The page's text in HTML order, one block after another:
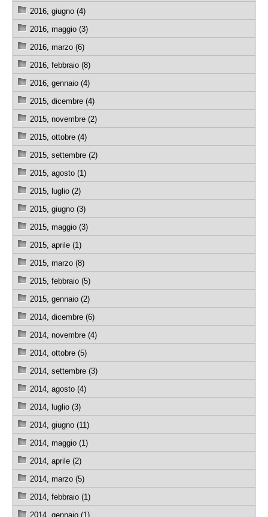
2016, giugno (4)
2016, maggio (3)
2016, marzo (6)
2016, febbraio (8)
2016, gennaio (4)
2015, dicembre (4)
2015, novembre (2)
2015, ottobre (4)
2015, settembre (2)
2015, agosto (1)
2015, luglio (2)
2015, giugno (3)
2015, maggio (3)
2015, aprile (1)
2015, marzo (8)
2015, febbraio (5)
2015, gennaio (2)
2014, dicembre (6)
2014, novembre (4)
2014, ottobre (5)
2014, settembre (3)
2014, agosto (4)
2014, luglio (3)
2014, giugno (11)
2014, maggio (1)
2014, aprile (2)
2014, marzo (5)
2014, febbraio (1)
2014, gennaio (1)